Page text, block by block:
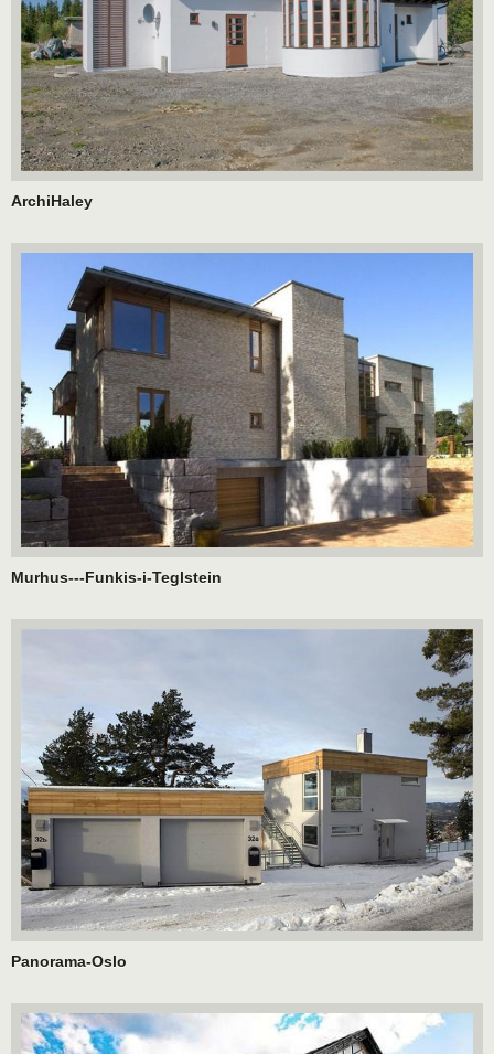
ArchiHaley
Murhus---Funkis-i-Teglstein
Panorama-Oslo